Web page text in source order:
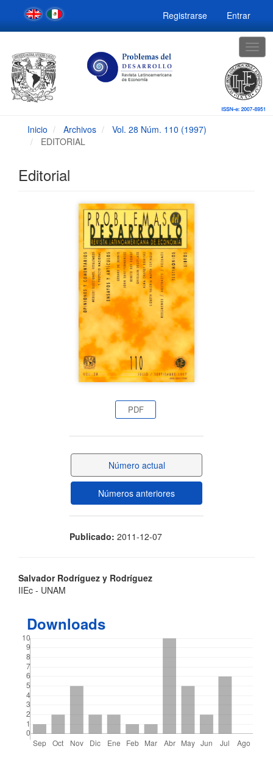
Navegación
principal
Contenido
Barra
lateral
Registrarse Entrar
Inicio Archivos
Vol. 28 Núm. 110 (1997)
EDITORIAL
Editorial
PDF
Número actual
Números anteriores
Publicado: 2011-12-07
Contenido
del
artículo
Salvador Rodríguez y Rodríguez
IIEc - UNAM
Downloads